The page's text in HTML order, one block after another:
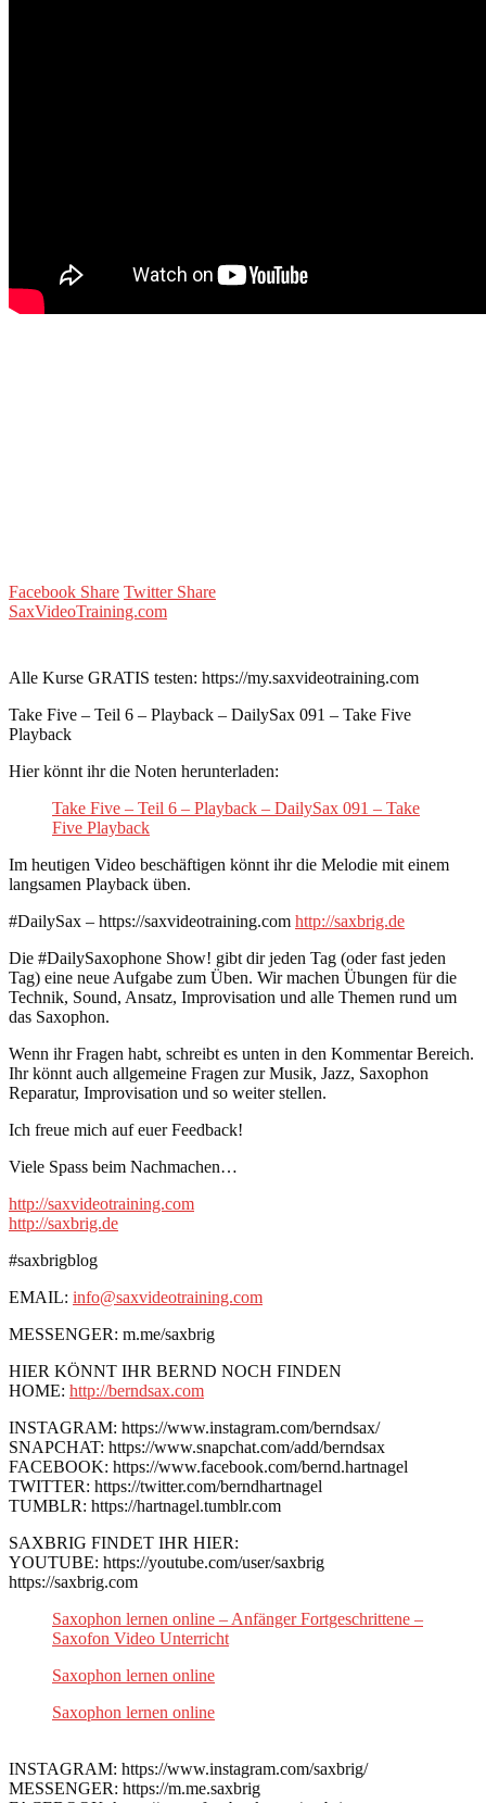
Facebook Share Twitter Share
SaxVideoTraining.com
Alle Kurse GRATIS testen: https://my.saxvideotraining.com
Take Five – Teil 6 – Playback – DailySax 091 – Take Five
Playback
Hier könnt ihr die Noten herunterladen:
Take Five – Teil 6 – Playback – DailySax 091 – Take
Five Playback
Im heutigen Video beschäftigen könnt ihr die Melodie mit einem
langsamen Playback üben.
#DailySax – https://saxvideotraining.com http://saxbrig.de
Die #DailySaxophone Show! gibt dir jeden Tag (oder fast jeden
Tag) eine neue Aufgabe zum Üben. Wir machen Übungen für die
Technik, Sound, Ansatz, Improvisation und alle Themen rund um
das Saxophon.
Wenn ihr Fragen habt, schreibt es unten in den Kommentar Bereich.
Ihr könnt auch allgemeine Fragen zur Musik, Jazz, Saxophon
Reparatur, Improvisation und so weiter stellen.
Ich freue mich auf euer Feedback!
Viele Spass beim Nachmachen…
http://saxvideotraining.com
http://saxbrig.de
#saxbrigblog
EMAIL: info@saxvideotraining.com
MESSENGER: m.me/saxbrig
HIER KÖNNT IHR BERND NOCH FINDEN
HOME: http://berndsax.com
INSTAGRAM: https://www.instagram.com/berndsax/
SNAPCHAT: https://www.snapchat.com/add/berndsax
FACEBOOK: https://www.facebook.com/bernd.hartnagel
TWITTER: https://twitter.com/berndhartnagel
TUMBLR: https://hartnagel.tumblr.com
SAXBRIG FINDET IHR HIER:
YOUTUBE: https://youtube.com/user/saxbrig
https://saxbrig.com
Saxophon lernen online – Anfänger Fortgeschrittene –
Saxofon Video Unterricht
Saxophon lernen online
Saxophon lernen online
INSTAGRAM: https://www.instagram.com/saxbrig/
MESSENGER: https://m.me.saxbrig